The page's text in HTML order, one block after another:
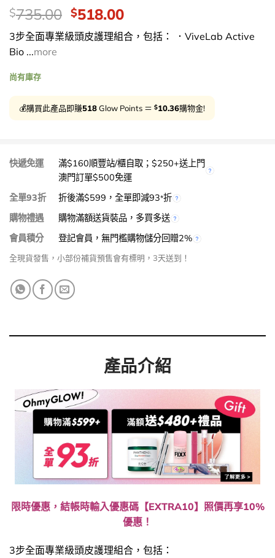
價
錢：
$735.00 Original
price
was:
$518.00Current
price
is:
3步全面專業級頭皮護理組合，包括： ．ViveLab Active
Bio ...more
尚有庫存
💰購買此產品即賺518Glow Points ＝ $10.36購物金!
快遞免運
滿$160順豐站/櫃自取；$250+送上門
澳門訂單$500免運
全單93折
折後滿$599，全單即減93*折
購物禮遇
購物滿額送貨裝品，多買多送
會員積分
登記會員，無門檻購物儲分回贈2%
全現貨發售，小部份補貨預售會有標明，3天送到！
產品介紹
限時優惠，結帳時輸入優惠碼【EXTRA10】照價再享10%
優惠！
3步全面專業級頭皮護理組合，包括：